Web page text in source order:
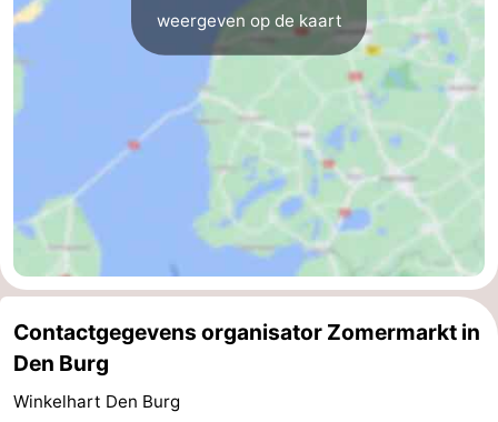
-
Boot
Waddenhoppen
-
weergeven op de kaart
Contactgegevens organisator Zomermarkt in
Den Burg
Winkelhart Den Burg